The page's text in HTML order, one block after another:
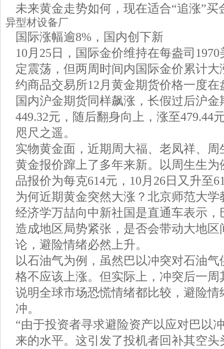
未来黄金走势如何，现在适合“追涨”买
异型材设备厂
国际涨幅逾8%，国内创下新
10月25日，国际金价维持在每盎司
定震荡，但两周时间内国际金价累计
约商品交易所12月黄金期货价格一度在
国内沪金期货同样飙涨，长假过后沪
449.32元，随后翻身向上，涨至479.44
咫尺之遥。
实物黄金面，近期周大福、老凤祥、
黄金报价蹿上了多年来新。以周生生为
品报价为每克614元，10月26日又升至
为何近期黄金突然大涨？北京师范大
经济学万喆向中新社国是直通车表示
造成地区局势紧张，是否会带动大地
论，避险情绪必然上升。
以石油气为例，虽然巴以冲突对石油
格不应该上涨。但实际上，冲突后一
说明全球市场恐慌情绪都比较，避险
冲。
“由于投资者寻求避险资产以应对巴以
来的水平。这引发了投机者回补其空